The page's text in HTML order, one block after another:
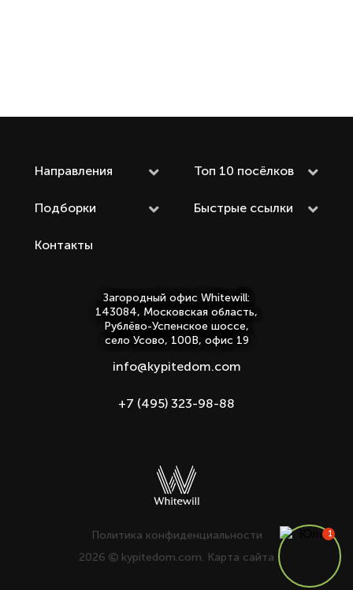
Направления Топ 10 посёлков
Подборки Быстрые ссылки
Контакты
Загородный офис Whitewill:
143084, Московская область,
Рублёво-Успенское шоссе,
село Усово, 100В, офис 19
info@kypitedom.com
+7 (495) 323-98-88
Политика конфиденциальности
2026
kypitedom.com. Карта сайта